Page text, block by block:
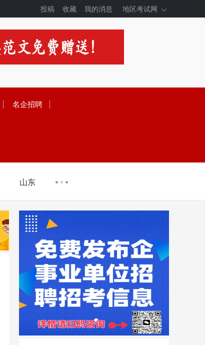
投稿 收藏 我的消息 地区考试网
名企招聘
山东